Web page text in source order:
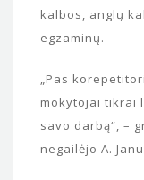
kalbos, anglų
egzaminų.
„Pas
mokytojai tikrai
savo darbą“, –
negailėjo A.